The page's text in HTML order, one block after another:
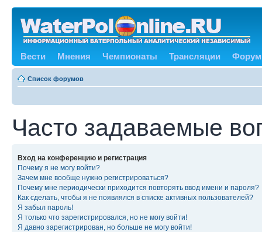
Вести Мнения Чемпионаты Трансляции Форум
Список форумов
Часто задаваемые
Вход на конференцию и регистрация
Почему я не могу войти?
Зачем мне вообще нужно регистрироваться?
Почему мне периодически приходится повторять ввод имени и пароля?
Как сделать, чтобы я не появлялся в списке активных пользователей?
Я забыл пароль!
Я только что зарегистрировался, но не могу войти!
Я давно зарегистрирован, но больше не могу войти!